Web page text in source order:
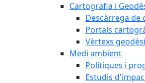
Cartografia i
Descàrrega de
Portals
Vèrtexs
Medi ambient
Polítiques i
Estudis